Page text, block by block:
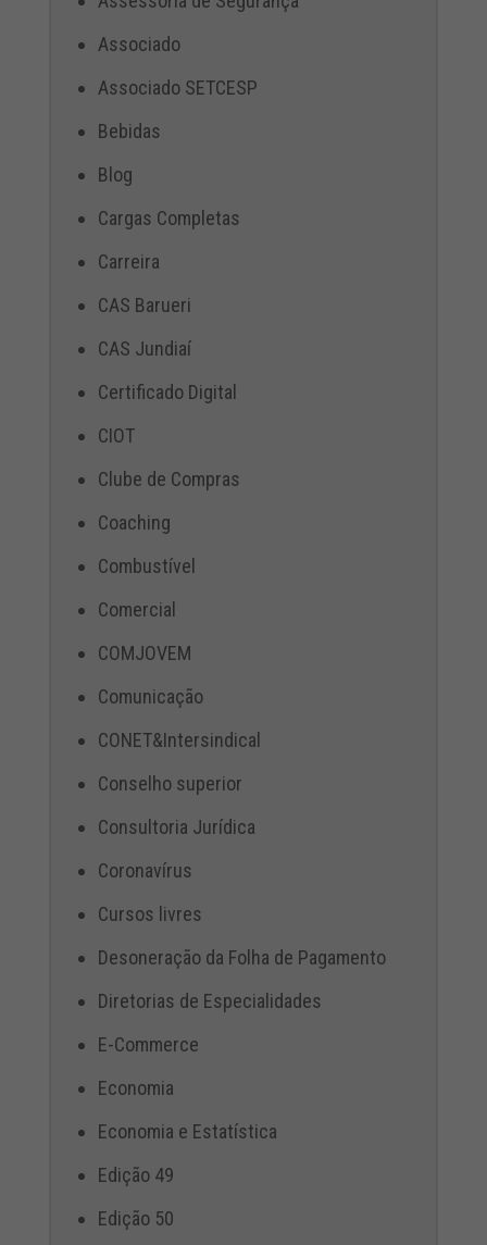
Associado
Associado SETCESP
Bebidas
Blog
Cargas Completas
Carreira
CAS Barueri
CAS Jundiaí
Certificado Digital
CIOT
Clube de Compras
Coaching
Combustível
Comercial
COMJOVEM
Comunicação
CONET&Intersindical
Conselho superior
Consultoria Jurídica
Coronavírus
Cursos livres
Desoneração da Folha de Pagamento
Diretorias de Especialidades
E-Commerce
Economia
Economia e Estatística
Edição 49
Edição 50